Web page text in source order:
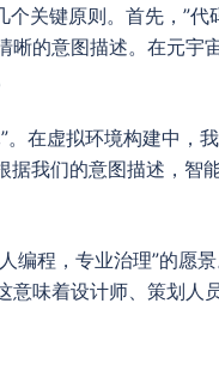
关键原则。首先，”
晰的意图描述。在元
。在虚拟环境构建中
我们的意图描述，智
编程，专业治理”的愿
意味着设计师、策划